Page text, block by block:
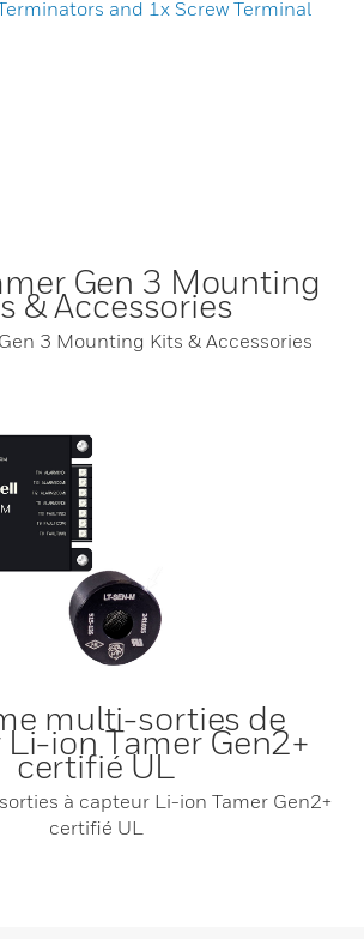
Gen 3 Mounting
& Accessories
3 Mounting Kits & Accessories
multi-sorties de
ion Tamer Gen2+
certifié UL
à capteur Li-ion Tamer Gen2+
certifié UL